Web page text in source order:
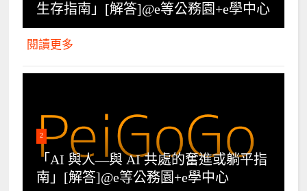
生存指南」[解答]@e等公務園+e學中心
閱讀更多
2
「AI 與人—與 AI 共處的奮進或躺平指
南」[解答]@e等公務園+e學中心